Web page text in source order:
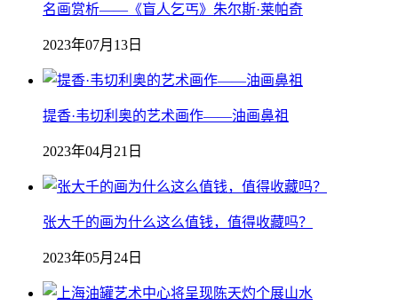
名画赏析——《盲人乞丐》朱尔斯·莱帕奇
2023年07月13日
提香·韦切利奥的艺术画作——油画鼻祖
2023年04月21日
张大千的画为什么这么值钱，值得收藏吗？
2023年05月24日